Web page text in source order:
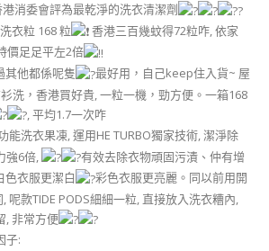
消委會評為最乾淨的洗衣清潔劑
衣粒 168 粒
香港三百幾蚊得72粒咋, 依家
價足足平左2倍
其他都係呢隻
最好用，自己keep住入貨~ 屋
洗，香港買好貴, 一粒一機，勁方便。一箱168
, 平均1.7一次咋
能洗衣果凍, 運用HE TURBO獨家技術, 潔淨除
強6倍,
有效去除衣物頑固污漬、仲有增
色衣服更潔白
彩色衣服更亮麗。同以前用開
呢款TIDE PODS細細一粒, 直接放入洗衣糟內,
, 非常方便
子: